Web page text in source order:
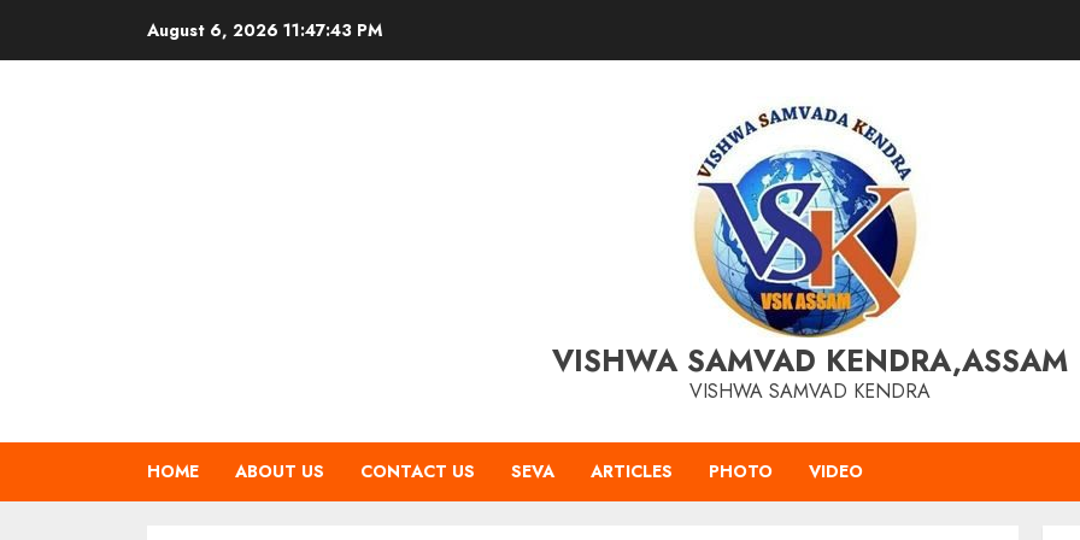
August 6, 2026 11:47:43 PM
VISHWA SAMVAD KENDRA,ASSAM
VISHWA SAMVAD KENDRA
HOME ABOUT US CONTACT US SEVA ARTICLES PHOTO VIDEO